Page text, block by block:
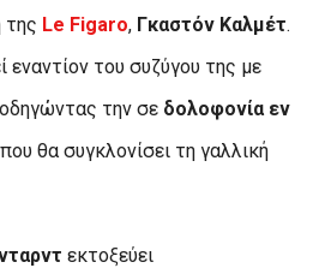
της Le Figaro, Γκαστόν Καλμέτ.
του συζύγου της με
την σε δολοφονία εν
θα συγκλονίσει τη γαλλική
εκτοξεύει